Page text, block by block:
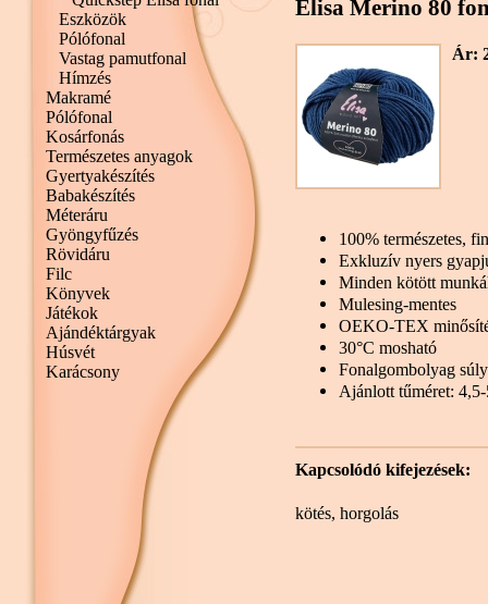
Elisa Merino 80
Ár:
100% természetes,
Exkluzív nyers
Minden kötött
Mulesing-mentes
OEKO-TEX
30°C mosható
Fonalgombolyag
Ajánlott tűméret:
Kapcsolódó kifejezések:
kötés, horgolás
Eszközök
Pólófonal
Vastag pamutfonal
Hímzés
Makramé
Pólófonal
Kosárfonás
Természetes anyagok
Gyertyakészítés
Babakészítés
Méteráru
Gyöngyfűzés
Rövidáru
Filc
Könyvek
Játékok
Ajándéktárgyak
Húsvét
Karácsony